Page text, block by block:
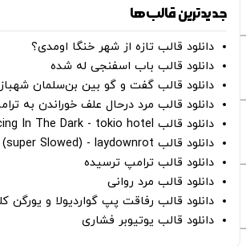
جدیدترین قالب‌ها
دانلود قالب تازه از شهر خنگا اومدی؟
دانلود قالب باب اسفنجی له شده
دانلود قالب گفت و گو بین بن‌سلمان
دانلود قالب مرد درحال علف خوراندن به
دانلود قالب Dancing In The Dark - tokio hotel
دانلود قالب hunter eyes (super Slowed) - laydownrot
دانلود قالب ترامپ ترسیده
دانلود قالب مرد روانی
دانلود قالب رفاقت پپ گواردیولا و یورگن
دانلود قالب یوتیوبر فشاری